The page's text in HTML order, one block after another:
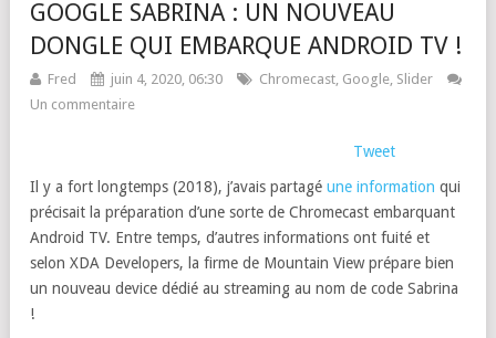
GOOGLE SABRINA : UN NOUVEAU
DONGLE QUI EMBARQUE ANDROID TV !
Fred juin 4, 2020, 06:30 Chromecast, Google, Slider
Un commentaire
Tweet
Il y a fort longtemps (2018), j’avais partagé une information qui
précisait la préparation d’une sorte de Chromecast embarquant
Android TV. Entre temps, d’autres informations ont fuité et
selon XDA Developers, la firme de Mountain View prépare bien
un nouveau device dédié au streaming au nom de code Sabrina
!